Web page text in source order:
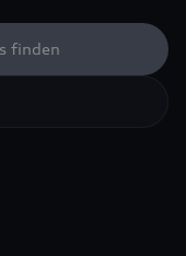
finden